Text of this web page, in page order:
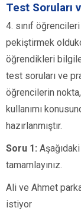
Test Soruları
4. sınıf
pekiştirmek
öğrendikleri
test soruları ve
öğrencilerin
kullanımı
hazırlanmıştır.
Soru 1:
tamamlayınız.
Ali ve Ahmet
istiyor